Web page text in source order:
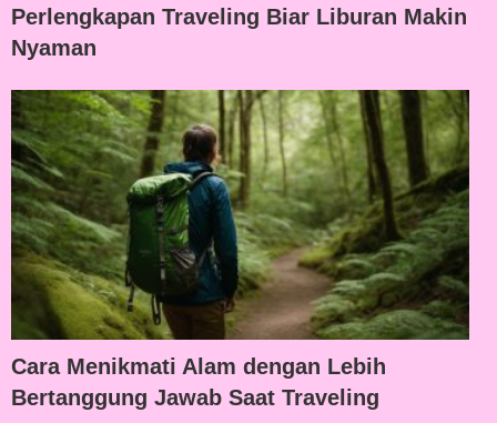
Perlengkapan Traveling Biar Liburan Makin
Nyaman
Cara Menikmati Alam dengan Lebih
Bertanggung Jawab Saat Traveling